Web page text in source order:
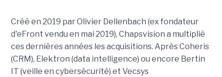
Créé en 2019 par Olivier Dellenbach (ex fondateur
d'eFront vendu en mai 2019), Chapsvision a multiplié
ces dernières années les acquisitions. Après Coheris
(CRM), Elektron (data intelligence) ou encore Bertin
IT (veille en cybersécurité) et Vecsys